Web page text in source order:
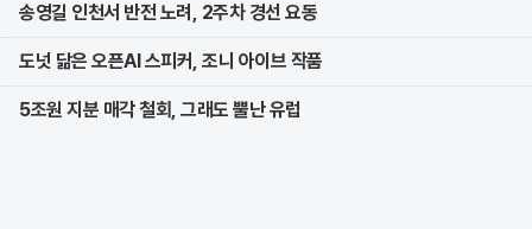
송영길 인천서 반전 노려, 2주차 경선 요동
도넛 닮은 오픈AI 스피커, 조니 아이브 작품
5조원 지분 매각 철회, 그래도 뿔난 유럽